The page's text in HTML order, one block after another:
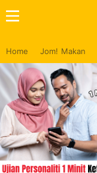
Home Jom! Makan